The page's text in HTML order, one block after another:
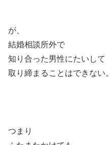
が、
結婚相談所外で
知り合った男性にたいして
取り締まることはできない。
つまり